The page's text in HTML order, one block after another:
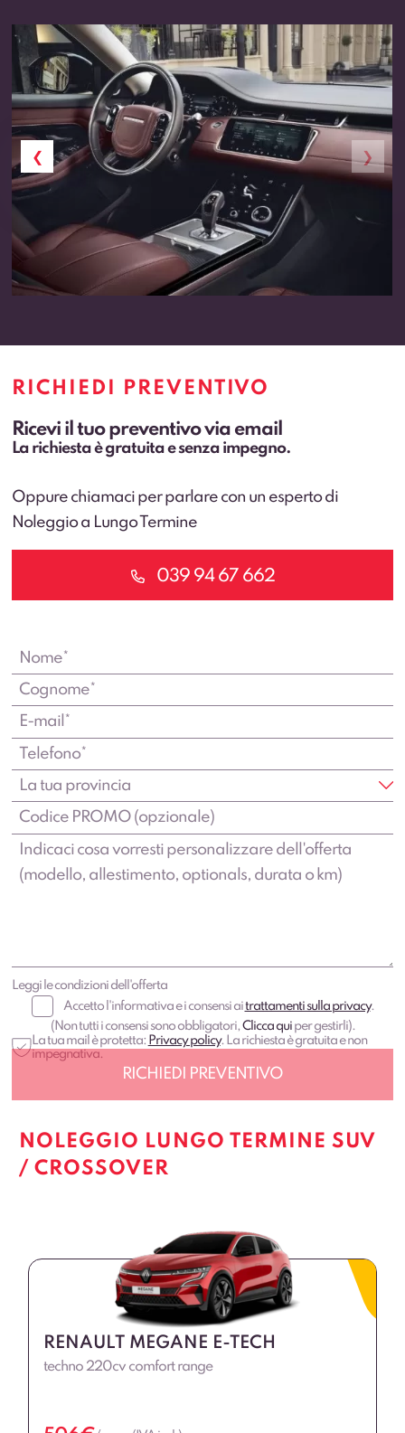
RICHIEDI PREVENTIVO
Ricevi il tuo preventivo via email
La richiesta è gratuita e senza impegno.
Oppure chiamaci per parlare con un esperto di
Noleggio a Lungo Termine
039 94 67 662
Leggi le condizioni dell'offerta
Accetto l'informativa e i consensi aitrattamenti sulla privacy.
(Non tutti i consensi sono obbligatori,Clicca quiper gestirli).
La tua mail è protetta: Privacy policy. La richiesta è gratuita e non
impegnativa.
NOLEGGIO LUNGO TERMINE SUV
/ CROSSOVER
RENAULT MEGANE E-TECH
techno 220cv comfort range